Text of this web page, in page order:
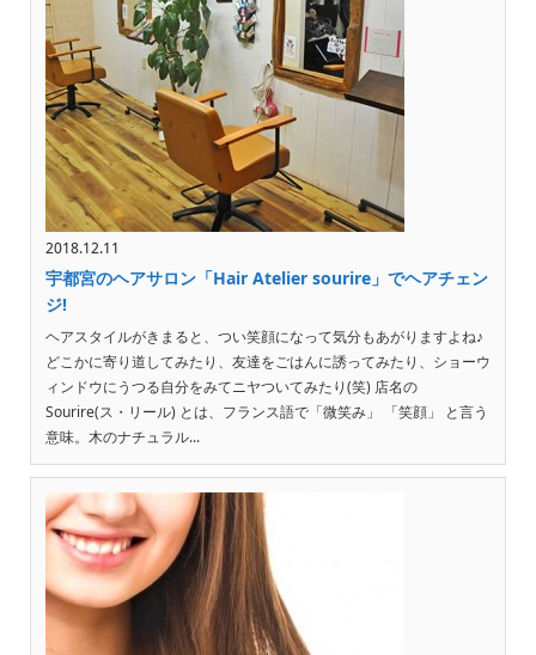
2018.12.11
宇都宮のヘアサロン「Hair Atelier sourire」でヘアチェン
ジ!
ヘアスタイルがきまると、つい笑顔になって気分もあがりますよね♪
どこかに寄り道してみたり、友達をごはんに誘ってみたり、ショーウ
ィンドウにうつる自分をみてニヤついてみたり(笑) 店名の
Sourire(ス・リール) とは、フランス語で「微笑み」 「笑顔」 と言う
意味。木のナチュラル...